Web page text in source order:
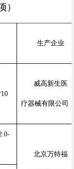
）
生产企业
威高新生医
疗器械有限公司
北京万特福